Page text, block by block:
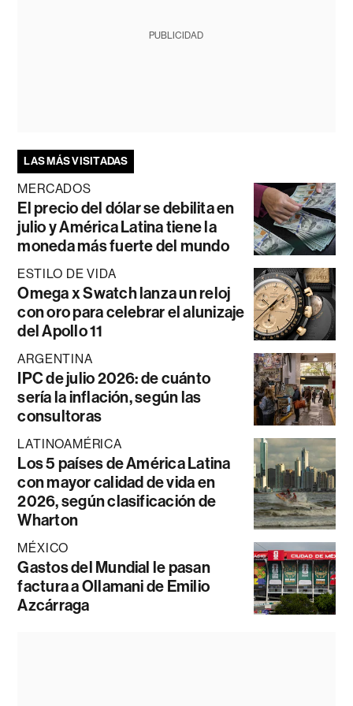
PUBLICIDAD
LAS MÁS VISITADAS
MERCADOS
El precio del dólar se debilita en
julio y América Latina tiene la
moneda más fuerte del mundo
ESTILO DE VIDA
Omega x Swatch lanza un reloj
con oro para celebrar el alunizaje
del Apollo 11
ARGENTINA
IPC de julio 2026: de cuánto
sería la inflación, según las
consultoras
LATINOAMÉRICA
Los 5 países de América Latina
con mayor calidad de vida en
2026, según clasificación de
Wharton
MÉXICO
Gastos del Mundial le pasan
factura a Ollamani de Emilio
Azcárraga